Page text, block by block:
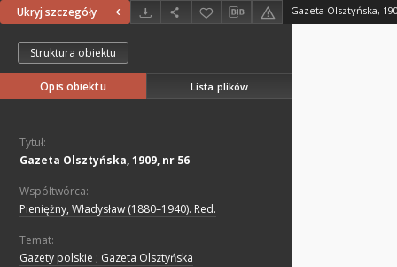
Ukryj szczegóły Gazeta Olsztyńska,
Struktura obiektu
Opis obiektu Lista plików
Tytuł:
Gazeta Olsztyńska, 1909, nr 56
Współtwórca:
Pieniężny, Władysław (1880–1940). Red.
Temat:
Gazety polskie ; Gazeta Olsztyńska